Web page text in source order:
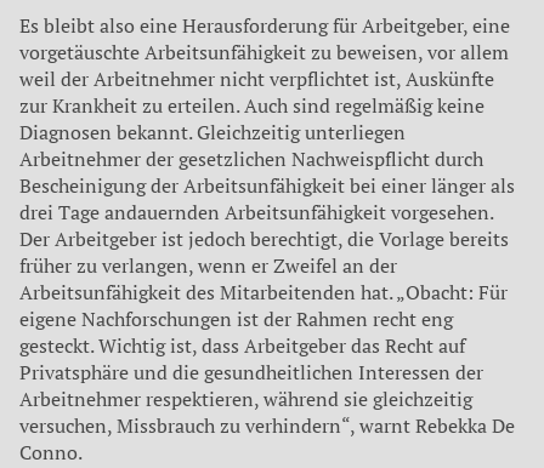
Es bleibt also eine Herausforderung für Arbeitgeber, eine
vorgetäuschte Arbeitsunfähigkeit zu beweisen, vor allem
weil der Arbeitnehmer nicht verpflichtet ist, Auskünfte
zur Krankheit zu erteilen. Auch sind regelmäßig keine
Diagnosen bekannt. Gleichzeitig unterliegen
Arbeitnehmer der gesetzlichen Nachweispflicht durch
Bescheinigung der Arbeitsunfähigkeit bei einer länger als
drei Tage andauernden Arbeitsunfähigkeit vorgesehen.
Der Arbeitgeber ist jedoch berechtigt, die Vorlage bereits
früher zu verlangen, wenn er Zweifel an der
Arbeitsunfähigkeit des Mitarbeitenden hat. „Obacht: Für
eigene Nachforschungen ist der Rahmen recht eng
gesteckt. Wichtig ist, dass Arbeitgeber das Recht auf
Privatsphäre und die gesundheitlichen Interessen der
Arbeitnehmer respektieren, während sie gleichzeitig
versuchen, Missbrauch zu verhindern“, warnt Rebekka De
Conno.